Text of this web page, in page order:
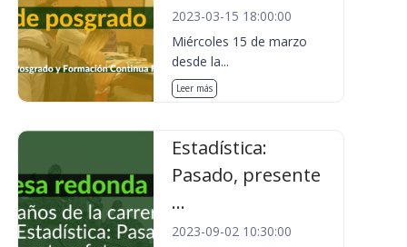
2023-03-15 18:00:00
Miércoles 15 de marzo
desde la...
Leer más
Estadística:
Pasado, presente
...
2023-09-02 10:30:00